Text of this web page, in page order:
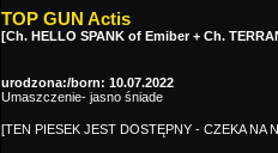
TOP GUN Actis
[Ch. HELLO SPANK of Emiber + Ch.
urodzona:/born: 10.07.2022
Umaszczenie- jasno śniade
[TEN PIESEK JEST DOSTĘPNY - CZEKA NA